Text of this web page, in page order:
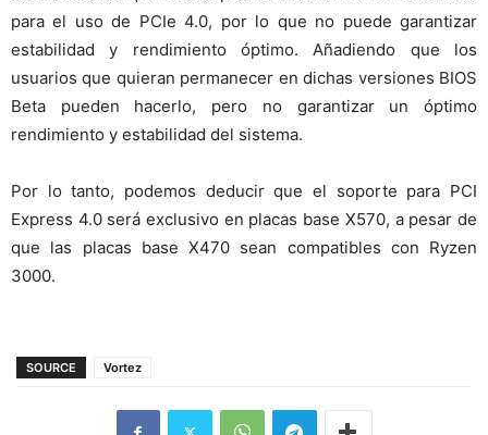
para el uso de PCIe 4.0, por lo que no puede garantizar
estabilidad y rendimiento óptimo. Añadiendo que los
usuarios que quieran permanecer en dichas versiones BIOS
Beta pueden hacerlo, pero no garantizar un óptimo
rendimiento y estabilidad del sistema.
Por lo tanto, podemos deducir que el soporte para PCI
Express 4.0 será exclusivo en placas base X570, a pesar de
que las placas base X470 sean compatibles con Ryzen
3000.
SOURCE Vortez